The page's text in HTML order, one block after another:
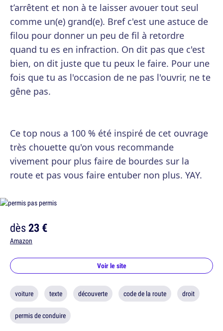
t’arrêtent et non à te laisser avouer tout seul
comme un(e) grand(e). Bref c'est une astuce de
filou pour donner un peu de fil à retordre
quand tu es en infraction. On dit pas que c'est
bien, on dit juste que tu peux le faire. Pour une
fois que tu as l'occasion de ne pas l'ouvrir, ne te
gêne pas.
Ce top nous a 100 % été inspiré de cet ouvrage
très chouette qu'on vous recommande
vivement pour plus faire de bourdes sur la
route et pas vous faire entuber non plus. YAY.
dès23 €
Amazon
Voir le site
voiture texte découverte code de la route droit
permis de conduire